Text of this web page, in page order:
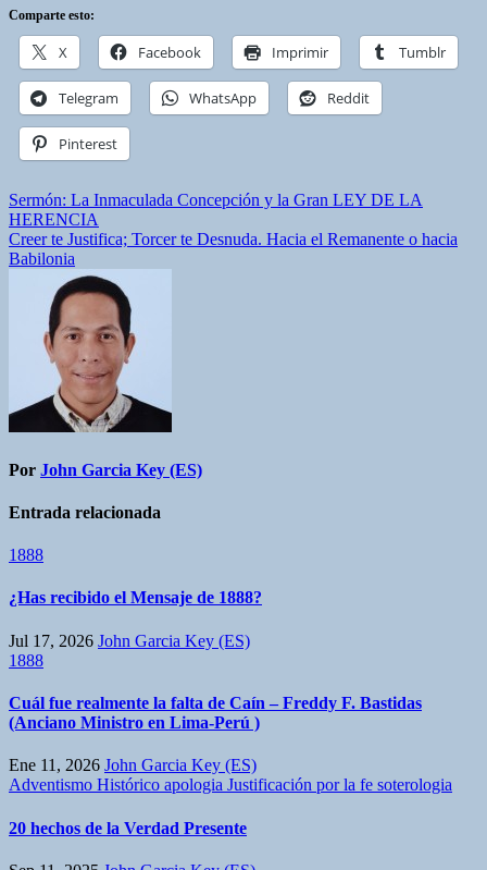
Comparte esto:
X Facebook Imprimir Tumblr
Telegram WhatsApp Reddit
Pinterest
Navegación
de
entradas
Sermón: La Inmaculada Concepción y la Gran LEY DE LA
HERENCIA
Creer te Justifica; Torcer te Desnuda. Hacia el Remanente o hacia
Babilonia
Por John Garcia Key (ES)
Entrada relacionada
1888
¿Has recibido el Mensaje de 1888?
Jul 17, 2026 John Garcia Key (ES)
1888
Cuál fue realmente la falta de Caín – Freddy F. Bastidas
(Anciano Ministro en Lima-Perú )
Ene 11, 2026 John Garcia Key (ES)
Adventismo Histórico apologia Justificación por la fe soterologia
20 hechos de la Verdad Presente